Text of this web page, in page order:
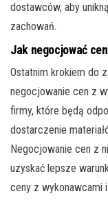
dostawców, aby
zachowań.
Jak negocjować
Ostatnim krokiem do
negocjowanie cen z
firmy, które będą
dostarczenie
Negocjowanie cen z
uzyskać lepsze
ceny z wykonawcami